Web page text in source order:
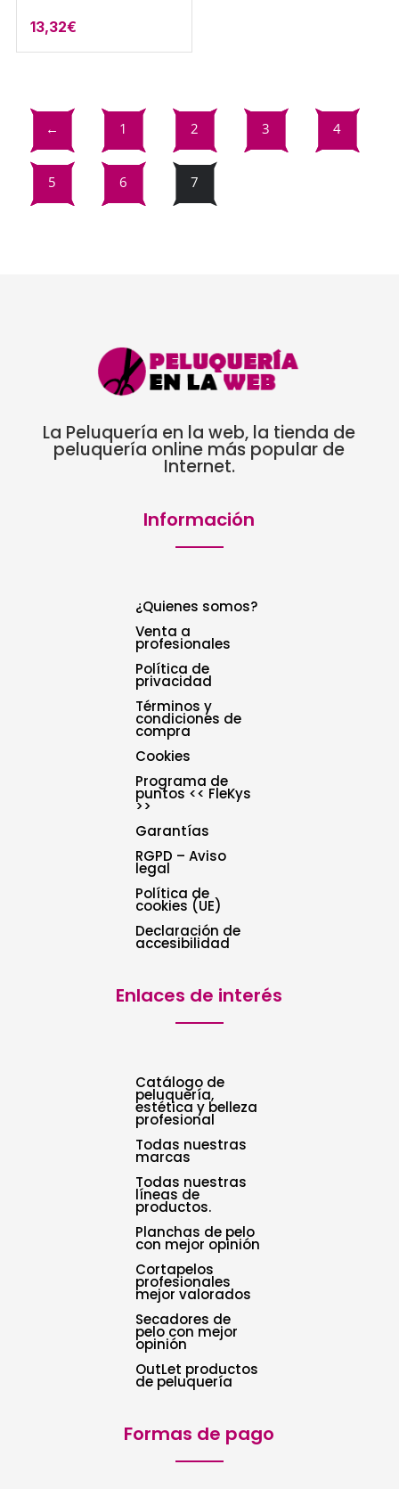
13,32€
← 1 2 3 4
5 6 7
La Peluquería en la web, la tienda de
peluquería online más popular de
Internet.
Información
¿Quienes somos?
Venta a
profesionales
Política de
privacidad
Términos y
condiciones de
compra
Cookies
Programa de
puntos << FleKys
>>
Garantías
RGPD – Aviso
legal
Política de
cookies (UE)
Declaración de
accesibilidad
Enlaces de interés
Catálogo de
peluquería,
estética y belleza
profesional
Todas nuestras
marcas
Todas nuestras
líneas de
productos.
Planchas de pelo
con mejor opinión
Cortapelos
profesionales
mejor valorados
Secadores de
pelo con mejor
opinión
OutLet productos
de peluquería
Formas de pago